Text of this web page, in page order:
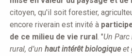
citoyen, qu'il soit forestier,
encore riverain est invité à
de ce milieu de vie rural. "Un
rural, d’un haut intérêt biologiqueet